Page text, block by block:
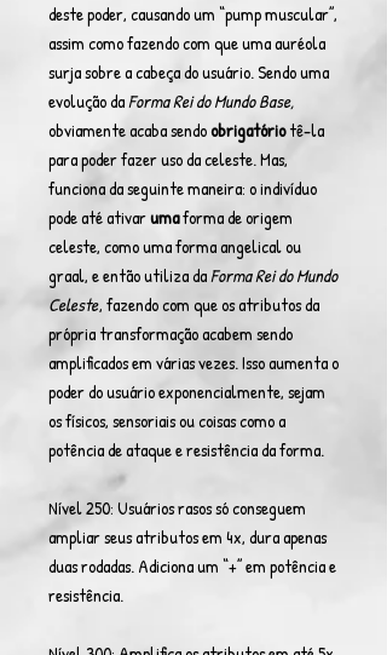
deste poder, causando um “pump muscular”,
assim como fazendo com que uma auréola
surja sobre a cabeça do usuário. Sendo uma
evolução daForma Rei do Mundo Base,
obviamente acaba sendoobrigatóriotê-la
para poder fazer uso da celeste. Mas,
funciona da seguinte maneira: o indivíduo
pode até ativarumaforma de origem
celeste, como uma forma angelical ou
graal, e então utiliza daForma Rei do Mundo
Celeste, fazendo com que os atributos da
própria transformação acabem sendo
amplificados em várias vezes. Isso aumenta o
poder do usuário exponencialmente, sejam
os físicos, sensoriais ou coisas como a
potência de ataque e resistência da forma.
Nível 250: Usuários rasos só conseguem
ampliar seus atributos em 4x, dura apenas
duas rodadas. Adiciona um “+” em potência e
resistência.